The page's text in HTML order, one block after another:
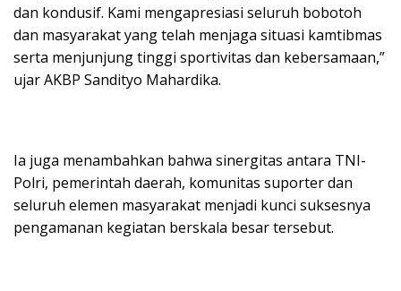
dan kondusif. Kami mengapresiasi seluruh bobotoh
dan masyarakat yang telah menjaga situasi kamtibmas
serta menjunjung tinggi sportivitas dan kebersamaan,”
ujar AKBP Sandityo Mahardika.
Ia juga menambahkan bahwa sinergitas antara TNI-
Polri, pemerintah daerah, komunitas suporter dan
seluruh elemen masyarakat menjadi kunci suksesnya
pengamanan kegiatan berskala besar tersebut.